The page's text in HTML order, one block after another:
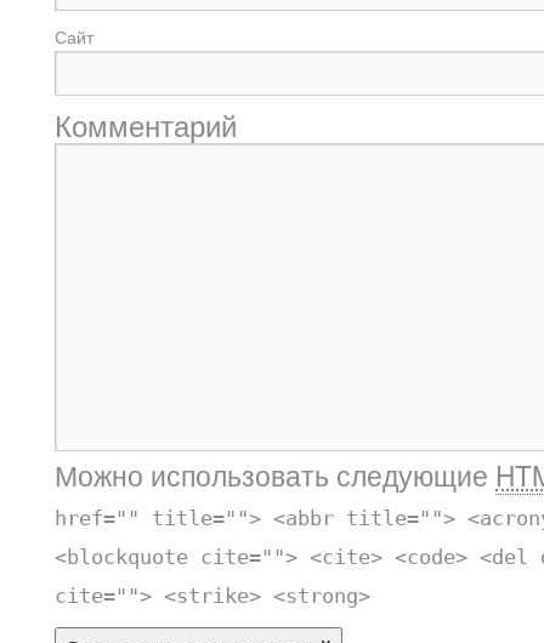
Сайт
Комментарий
Можно использовать следующие
href="" title=""> <abbr title="">
<blockquote cite=""> <cite> <code> <del
cite=""> <strike> <strong>